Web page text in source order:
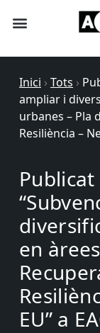
Inici › Tots ›
ampliar i
urbanes – Pla
Resiliència –
en
EU” a